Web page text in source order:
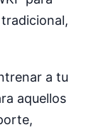
a tu
aquellos